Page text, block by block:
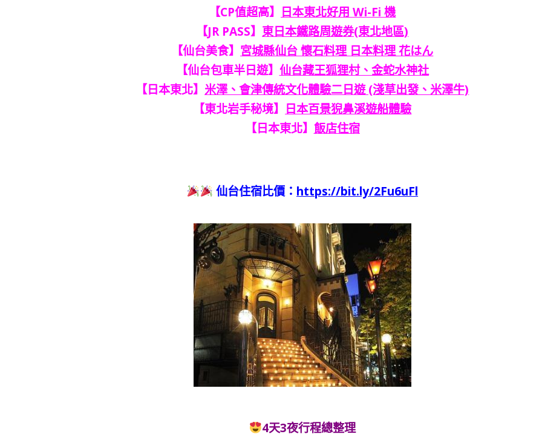
【CP值超高】
日本東北好用 Wi-Fi 機
【JR PASS】東日本鐵路周遊券(東北地區)
【仙台美食】 宮城縣仙台 懷石料理 日本料理 花はん
【仙台包車半日遊】 仙台藏王狐狸村、金蛇水神社
【日本東北】 米澤、會津傳統文化體驗二日遊 (淺草出發、米澤牛)
【東北岩手秘境】
日本百景猊鼻溪遊船體驗
【日本東北】 飯店住宿
仙台住宿比價： https://bit.ly/2Fu6uFl
4天3夜行程總整理